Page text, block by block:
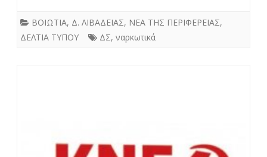
ΒΟΙΩΤΙΑ, Δ. ΛΙΒΑΔΕΙΑΣ, ΝΕΑ ΤΗΣ ΠΕΡΙΦΕΡΕΙΑΣ,
ΔΕΛΤΙΑ ΤΥΠΟΥ
ΔΣ, ναρκωτικά